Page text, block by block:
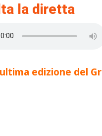
la diretta
edizione del Gr